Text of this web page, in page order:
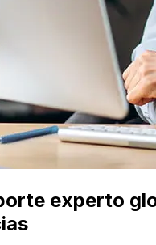
experto